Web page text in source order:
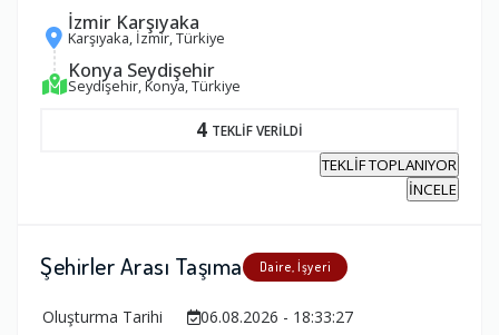
İzmir Karşıyaka
Karşıyaka, İzmir, Türkiye
Konya Seydişehir
Seydişehir, Konya, Türkiye
4 TEKLİF VERİLDİ
TEKLİF TOPLANIYOR
İNCELE
Şehirler Arası Taşıma Daire, İşyeri
Oluşturma Tarihi
06.08.2026 - 18:33:27